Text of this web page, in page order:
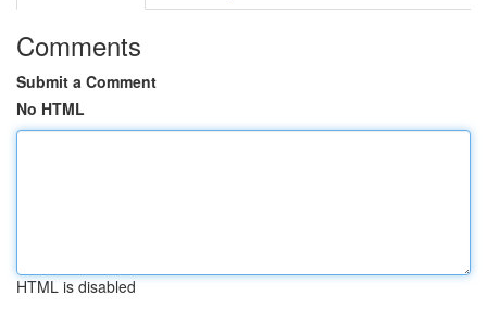
Comments
Submit a Comment
No HTML
HTML is disabled